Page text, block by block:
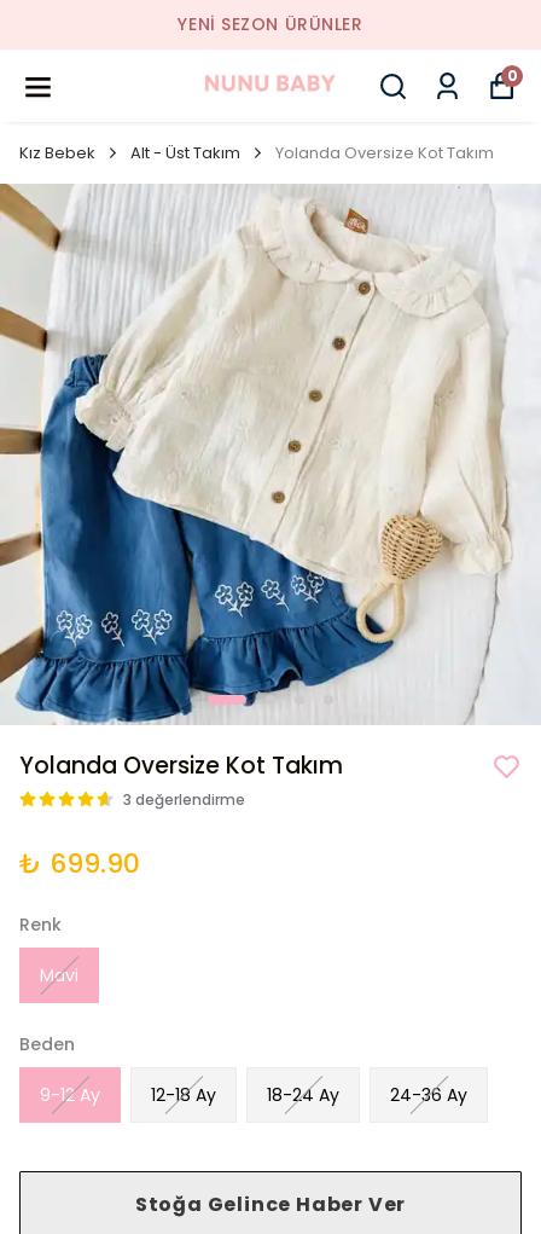
YENI SEZON ÜRÜNLER
0
Kız Bebek Alt - Üst Takım Yolanda Oversize Kot Takım
Yolanda Oversize Kot Takım
3 değerlendirme
₺ 699.90
Renk
Mavi
Beden
9-12 Ay 12-18 Ay 18-24 Ay 24-36 Ay
Stoğa Gelince Haber Ver